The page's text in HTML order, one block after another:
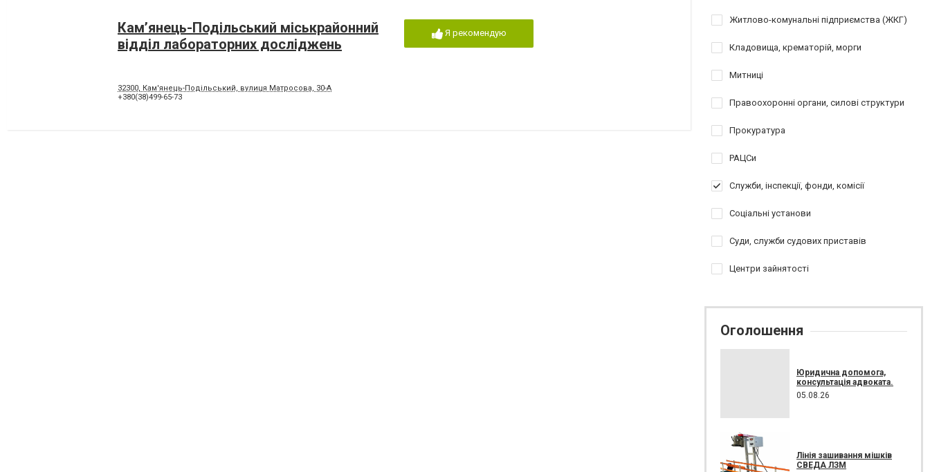
Кам’янець-Подільський міськрайонний
відділ лабораторних досліджень
32300, Кам'янець-Подільський, вулиця Матросова, 30-А
+380(38)499-65-73
Я рекомендую
Житлово-комунальні підприємства (ЖКГ)
Кладовища, крематорій, морги
Митниці
Правоохоронні органи, силові структури
Прокуратура
РАЦСи
Служби, інспекції, фонди, комісії
Соціальні установи
Суди, служби судових приставів
Центри зайнятості
Оголошення
Юридична допомога,
консультація адвоката.
05.08.26
Лінія зашивання мішків
СВЕДА ЛЗМ